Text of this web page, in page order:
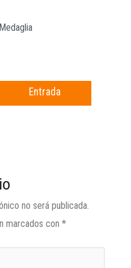
Entrada
no será publicada.
marcados con *